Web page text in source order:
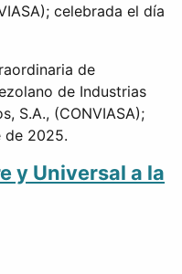
celebrada el día
de
de Industrias
S.A., (CONVIASA);
de 2025.
y Universal a la